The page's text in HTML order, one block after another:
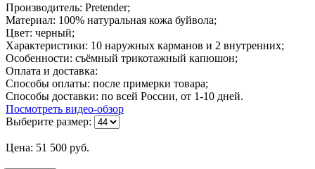
Производитель: Pretender;
Материал: 100% натуральная кожа буйвола;
Цвет: черный;
Характеристики: 10 наружных карманов и 2 внутренних;
Особенности: съёмный трикотажный капюшон;
Оплата и доставка:
Способы оплаты: после примерки товара;
Способы доставки: по всей России, от 1-10 дней.
Посмотреть видео-обзор
Выберите размер:
Цена: 51 500 руб.